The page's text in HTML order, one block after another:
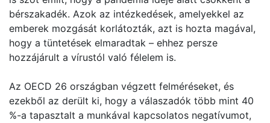
bérszakadék. Azok az intézkedések, amelyekkel az
emberek mozgását korlátozták, azt is hozta magával,
hogy a tüntetések elmaradtak – ehhez persze
hozzájárult a vírustól való félelem is.
Az OECD 26 országban végzett felméréseket, és
ezekből az derült ki, hogy a válaszadók több mint 40
%-a tapasztalt a munkával kapcsolatos negatívumot,